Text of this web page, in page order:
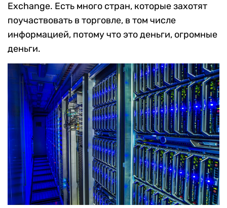
Exchange. Есть много стран, которые захотят
поучаствовать в торговле, в том числе
информацией, потому что это деньги, огромные
деньги.